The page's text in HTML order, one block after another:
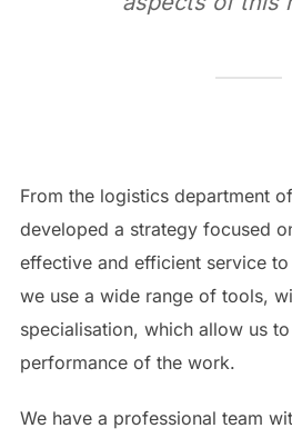
From the logistics department
developed a strategy focused
effective and efficient service
we use a wide range of tools,
specialisation, which allow us
performance of the work.
We have a professional team